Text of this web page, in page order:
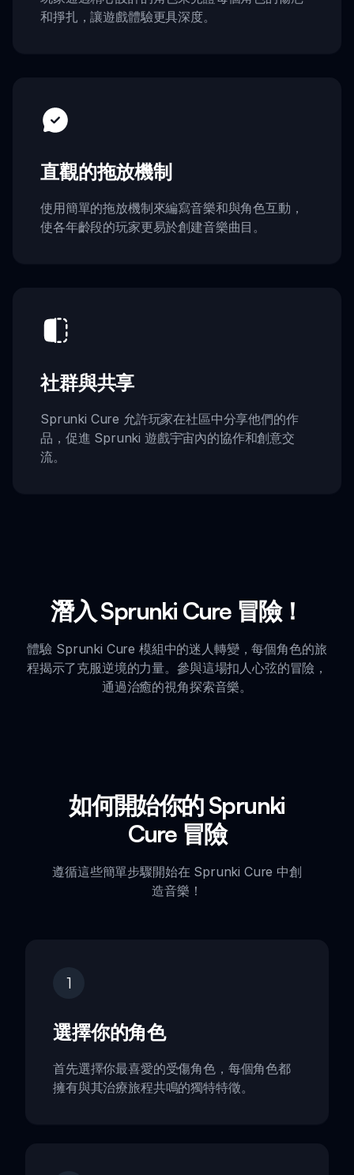
和掙扎，讓遊戲體驗更具深度。
直觀的拖放機制
使用簡單的拖放機制來編寫音樂和與角色互動，
使各年齡段的玩家更易於創建音樂曲目。
社群與共享
Sprunki Cure 允許玩家在社區中分享他們的作
品，促進 Sprunki 遊戲宇宙內的協作和創意交
流。
潛入 Sprunki Cure 冒險！
體驗 Sprunki Cure 模組中的迷人轉變，每個角色的旅
程揭示了克服逆境的力量。參與這場扣人心弦的冒險，
通過治癒的視角探索音樂。
如何開始你的 Sprunki
Cure 冒險
遵循這些簡單步驟開始在 Sprunki Cure 中創
造音樂！
1
選擇你的角色
首先選擇你最喜愛的受傷角色，每個角色都
擁有與其治療旅程共鳴的獨特特徵。